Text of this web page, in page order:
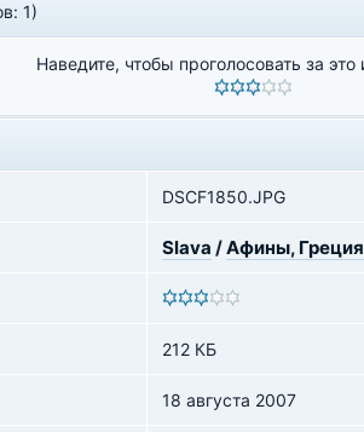
1)
Наведите, чтобы проголосовать за
DSCF1850.JPG
Slava /Афины, Греция
212 КБ
18 августа 2007